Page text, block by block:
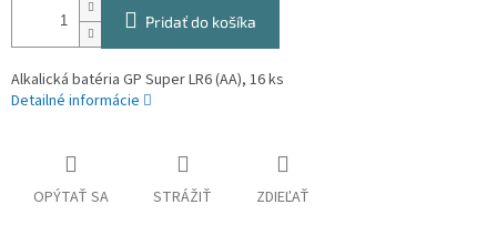
Pridať do košíka
Alkalická batéria GP Super LR6 (AA), 16 ks
Detailné informácie
OPÝTAŤ SA STRÁŽIŤ ZDIEĽAŤ